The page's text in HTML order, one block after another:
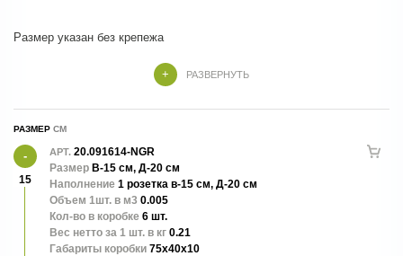
РАЗВЕРНУТЬ
РАЗМЕР
15
АРТ. 20.091614-NGR
Размер В-15 см, Д-20 см
Наполнение 1 розетка в-15 см, Д-20 см
Объем 1шт. в м3 0.005
Кол-во в коробке 6 шт.
Вес нетто за 1 шт. в кг 0.21
Габариты коробки 75x40x10